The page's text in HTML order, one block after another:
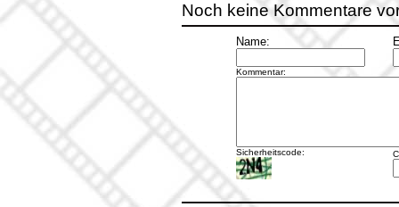
Noch keine Kommentare
Name:
Kommentar:
Sicherheitscode: